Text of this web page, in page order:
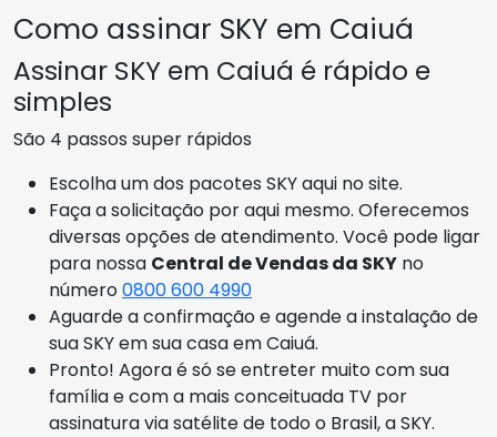
Como assinar SKY em Caiuá
Assinar SKY em Caiuá é rápido e
simples
São 4 passos super rápidos
Escolha um dos pacotes SKY aqui no site.
Faça a solicitação por aqui mesmo. Oferecemos
diversas opções de atendimento. Você pode ligar
para nossa Central de Vendas da SKY no
número0800 600 4990
Aguarde a confirmação e agende a instalação de
sua SKY em sua casa em Caiuá.
Pronto! Agora é só se entreter muito com sua
família e com a mais conceituada TV por
assinatura via satélite de todo o Brasil, a SKY.